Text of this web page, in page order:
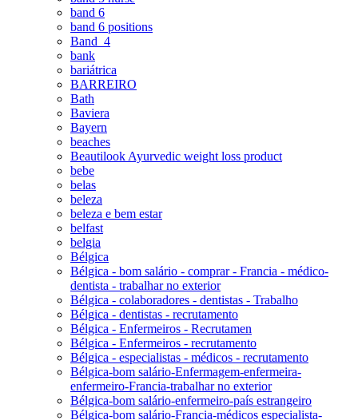
band 6
band 6 positions
Band_4
bank
bariátrica
BARREIRO
Bath
Baviera
Bayern
beaches
Beautilook Ayurvedic weight loss product
bebe
belas
beleza
beleza e bem estar
belfast
belgia
Bélgica
Bélgica - bom salário - comprar - Francia - médico-
dentista - trabalhar no exterior
Bélgica - colaboradores - dentistas - Trabalho
Bélgica - dentistas - recrutamento
Bélgica - Enfermeiros - Recrutamen
Bélgica - Enfermeiros - recrutamento
Bélgica - especialistas - médicos - recrutamento
Bélgica-bom salário-Enfermagem-enfermeira-
enfermeiro-Francia-trabalhar no exterior
Bélgica-bom salário-enfermeiro-país estrangeiro
Bélgica-bom salário-Francia-médicos especialista-